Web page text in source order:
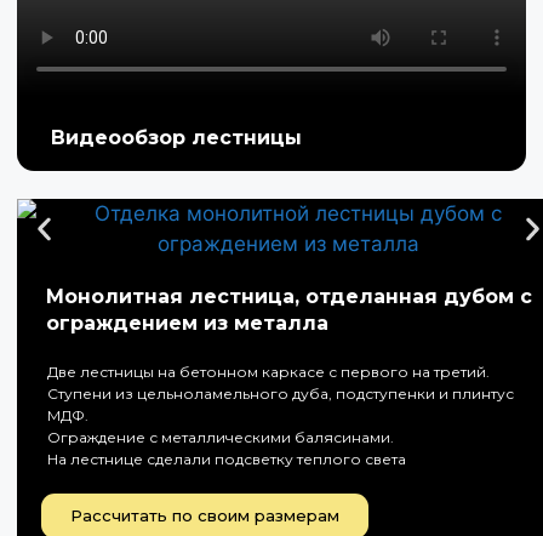
Видеообзор лестницы
Монолитная лестница, отделанная дубом с
ограждением из металла
Две лестницы на бетонном каркасе с первого на третий.
Ступени из цельноламельного дуба, подступенки и плинтус
МДФ.
Ограждение с металлическими балясинами.
На лестнице сделали подсветку теплого света
Рассчитать по своим размерам